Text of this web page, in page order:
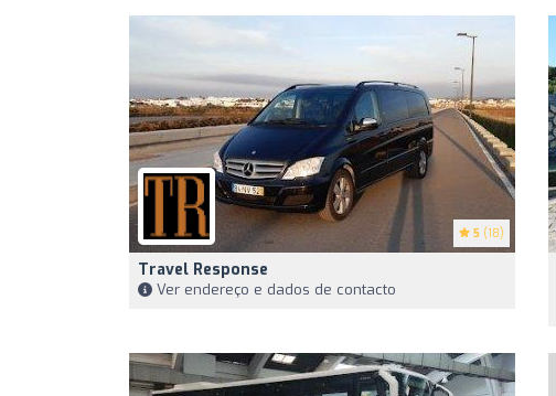
5 (18)
Travel Response
Ver endereço e dados de contacto